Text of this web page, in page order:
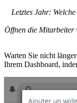
Letztes Jahr:
Öffnen die Mitarbeiter
Warten Sie nicht
Ihrem Dashboard,